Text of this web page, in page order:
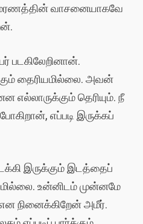
வாசனையாகவே
படகிலேறினான்.
தைரியமில்லை. அவன்
எல்லாருக்கும் தெரியும். நீ
எப்படி இருக்கப்
இருக்கும் இடத்தைப்
உன்னிடம் முன்னமே
என நினைக்கிறேன் அமீர்.